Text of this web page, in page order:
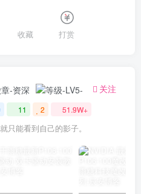
收藏 打赏
关注
11 2 51.9W+
只能看到自己的影子。